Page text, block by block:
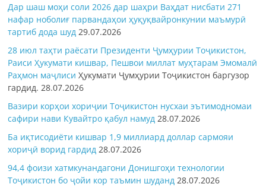
Дар шаш моҳи соли 2026 дар шаҳри Ваҳдат нисбати 271
нафар ноболиғ парвандаҳои ҳуқуқвайронкунии маъмурӣ
тартиб дода шуд 29.07.2026
28 июл таҳти раёсати Президенти Ҷумҳурии Тоҷикистон,
Раиси Ҳукумати кишвар, Пешвои миллат муҳтарам Эмомалӣ
Раҳмон маҷлисиҲукумати Ҷумҳурии Тоҷикистон баргузор
гардид.28.07.2026
Вазири корҳои хориҷии Тоҷикистон нусхаи эътимодномаи
сафири нави Кувайтро қабул намуд 28.07.2026
Ба иқтисодиёти кишвар 1,9 миллиард доллар сармояи
хориҷӣ ворид гардид 28.07.2026
94,4 фоизи хатмкунандагони Донишгоҳи технологии
Тоҷикистон бо ҷойи кор таъмин шуданд 28.07.2026